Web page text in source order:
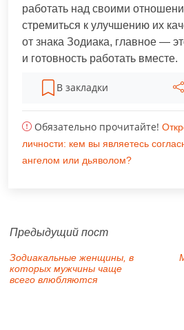
работать над своими
стремиться к улучшению их
от знака Зодиака, главное —
и готовность работать вместе.
В закладки
Обязательно прочитайте!
личности: кем вы являетесь
ангелом или дьяволом?
Предыдущий пост
Зодиакальные женщины, в
которых мужчины чаще
всего влюбляются